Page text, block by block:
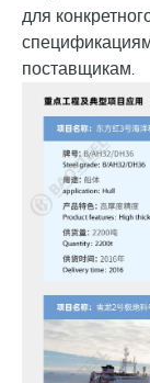
для
поставщикам.